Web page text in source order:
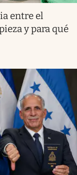
entre el
y para qué